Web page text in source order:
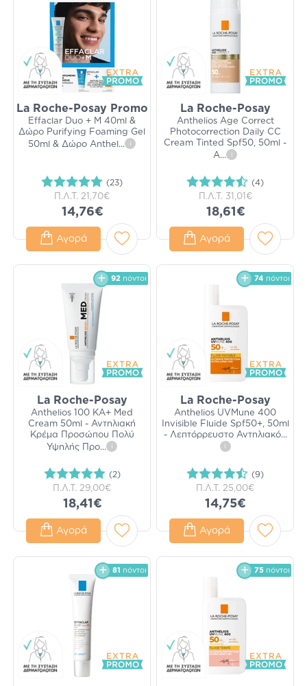
La Roche-Posay Promo
Effaclar Duo + M 40ml &
Δώρο Purifying Foaming Gel
50ml & Δώρο Anthel ... i
(23)
Π.Λ.Τ. 21,70€
14,76€
Αγορά
La Roche-Posay
Anthelios Age Correct
Photocorrection Daily CC
Cream Tinted Spf50, 50ml -
Α... i
(4)
Π.Λ.Τ. 31,01€
18,61€
Αγορά
92 πόντοι
La Roche-Posay
Anthelios 100 KA+ Med
Cream 50ml - Αντηλιακή
Κρέμα Προσώπου Πολύ
Υψηλής Προ... i
(2)
Π.Λ.Τ. 29,00€
18,41€
Αγορά
74 πόντοι
La Roche-Posay
Anthelios UVMune 400
Invisible Fluide Spf50+, 50ml
- Λεπτόρρευστο Αντηλιακό...
i
(9)
Π.Λ.Τ. 25,00€
14,75€
Αγορά
81 πόντοι 75 πόντοι